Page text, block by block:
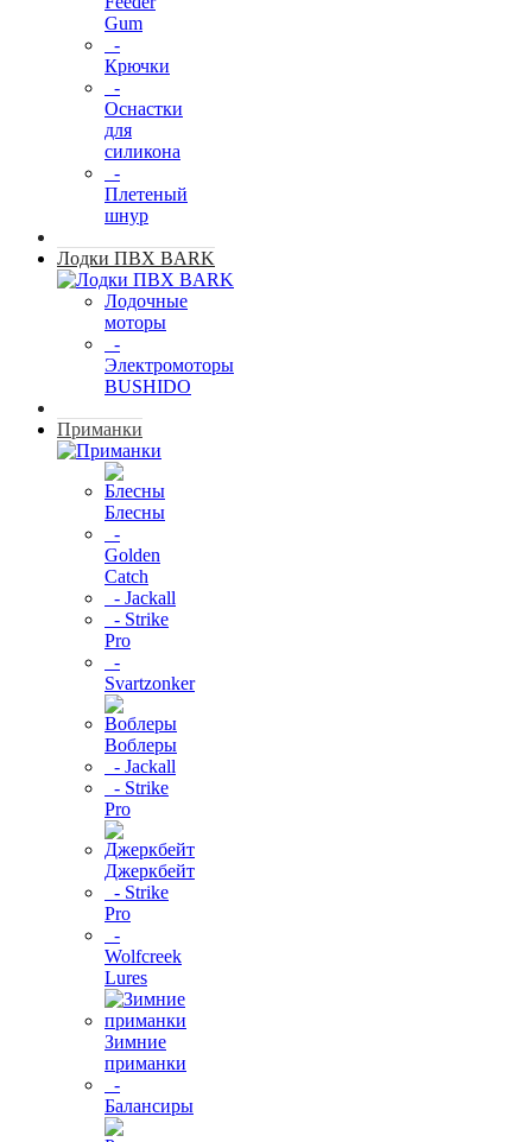
Gum
-
Крючки
-
Оснастки
для
силикона
-
Плетеный
шнур
Лодки ПВХ BARK
Лодочные
моторы
-
Электромоторы
BUSHIDO
Приманки
Блесны
-
Golden
Catch
- Jackall
- Strike
Pro
-
Svartzonker
Воблеры
- Jackall
- Strike
Pro
Джеркбейт
- Strike
Pro
-
Wolfcreek
Lures
Зимние
приманки
-
Балансиры